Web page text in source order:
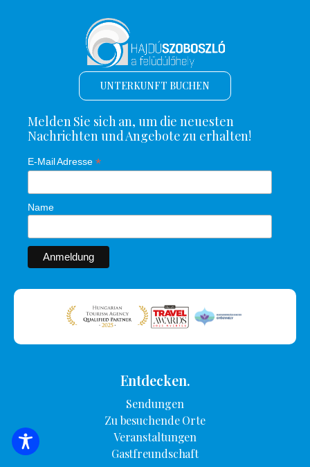
SUCHE NACH UNTERKUNFT
UNTERKUNFT BUCHEN
Melden Sie sich an, um die neuesten
Nachrichten und Angebote zu erhalten!
E-Mail Adresse *
Name
Entdecken.
Sendungen
Zu besuchende Orte
Veranstaltungen
Gastfreundschaft